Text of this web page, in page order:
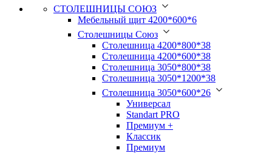
СТОЛЕШНИЦЫ СОЮЗ
Мебельный щит 4200*600*6
Столешницы Союз
Столешница 4200*800*38
Столешница 4200*600*38
Столешница 3050*800*38
Столешница 3050*1200*38
Столешница 3050*600*26
Универсал
Standart PRO
Премиум +
Классик
Премиум